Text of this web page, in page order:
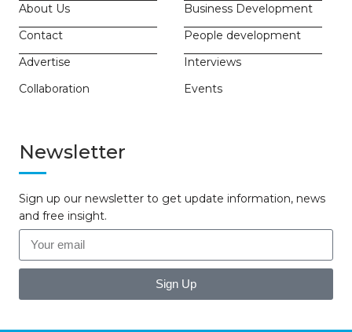
About Us
Contact
Advertise
Collaboration
Business Development
People development
Interviews
Events
Newsletter
Sign up our newsletter to get update information, news
and free insight.
Sign Up